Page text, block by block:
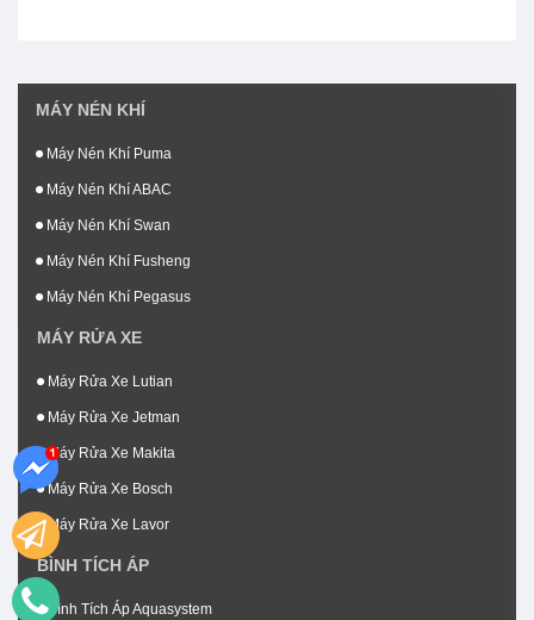
MÁY NÉN KHÍ
Máy Nén Khí Puma
Máy Nén Khí ABAC
Máy Nén Khí Swan
Máy Nén Khí Fusheng
Máy Nén Khí Pegasus
MÁY RỬA XE
Máy Rửa Xe Lutian
Máy Rửa Xe Jetman
Máy Rửa Xe Makita
Máy Rửa Xe Bosch
Máy Rửa Xe Lavor
BÌNH TÍCH ÁP
Bình Tích Áp Aquasystem